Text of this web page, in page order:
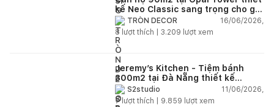
kế Neo Classic sang trọng cho gia
đình trẻ
TRÒN DECOR
16/06/2026,
8 lượt thích | 3.209 lượt xem
Jeremy’s Kitchen - Tiệm bánh
300m2 tại Đà Nẵng thiết kế
phong cách công nghiệp hiện đại
ngập tràn ánh sáng tự nhiên
S2studio
11/06/2026,
7lượt thích | 9.859 lượt xem